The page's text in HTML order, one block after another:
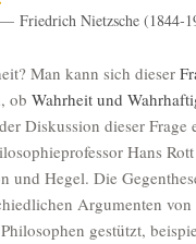
Friedrich Nietzsche
Man kann sich dieser
ob Wahrheit und
Diskussion dieser Frage
Hans
und Hegel. Die
Argumenten von
gestützt,